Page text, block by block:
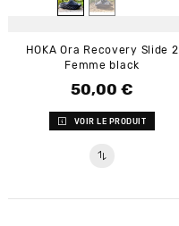
HOKA Ora Recovery Slide 2
Femme black
Prix
50,00 €
VOIR LE PRODUIT